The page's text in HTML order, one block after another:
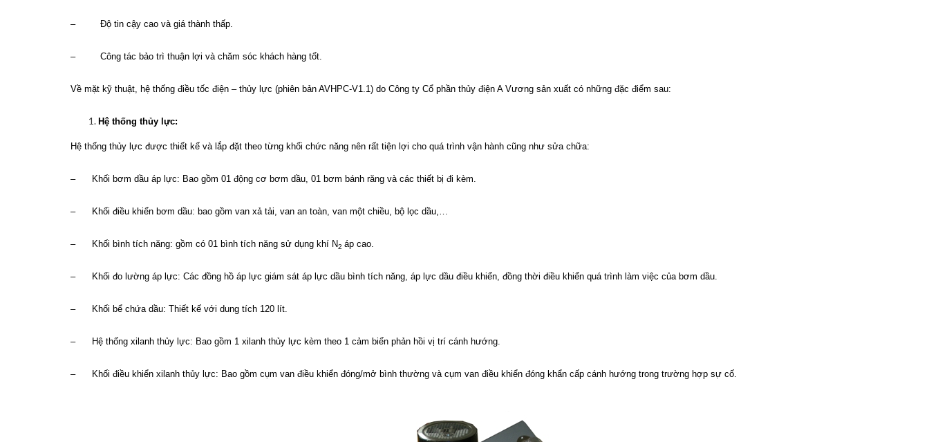
– Độ tin cậy cao và giá thành thấp.
– Công tác bảo trì thuận lợi và chăm sóc khách hàng tốt.
Về mặt kỹ thuật, hệ thống điều tốc điện – thủy lực (phiên bản AVHPC-V1.1) do Công ty Cổ phần thủy điện A Vương sản xuất có những đặc điểm sau:
Hệ thống thủy lực:
Hệ thống thủy lực được thiết kế và lắp đặt theo từng khối chức năng nên rất tiện lợi cho quá trình vận hành cũng như sửa chữa:
– Khối bơm dầu áp lực: Bao gồm 01 động cơ bơm dầu, 01 bơm bánh răng và các thiết bị đi kèm.
– Khối điều khiển bơm dầu: bao gồm van xả tải, van an toàn, van một chiều, bộ lọc dầu,…
– Khối bình tích năng: gồm có 01 bình tích năng sử dụng khí N2 áp cao.
– Khối đo lường áp lực: Các đồng hồ áp lực giám sát áp lực dầu bình tích năng, áp lực dầu điều khiển, đồng thời điều khiển quá trình làm việc của bơm dầu.
– Khối bể chứa dầu: Thiết kế với dung tích 120 lít.
– Hệ thống xilanh thủy lực: Bao gồm 1 xilanh thủy lực kèm theo 1 cảm biến phản hồi vị trí cánh hướng.
– Khối điều khiển xilanh thủy lực: Bao gồm cụm van điều khiển đóng/mở bình thường và cụm van điều khiển đóng khẩn cấp cánh hướng trong trường hợp sự cố.